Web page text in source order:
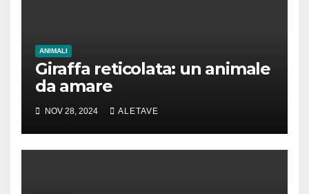
ANIMALI
Giraffa reticolata: un animale
da amare
NOV 28, 2024 ALETAVE